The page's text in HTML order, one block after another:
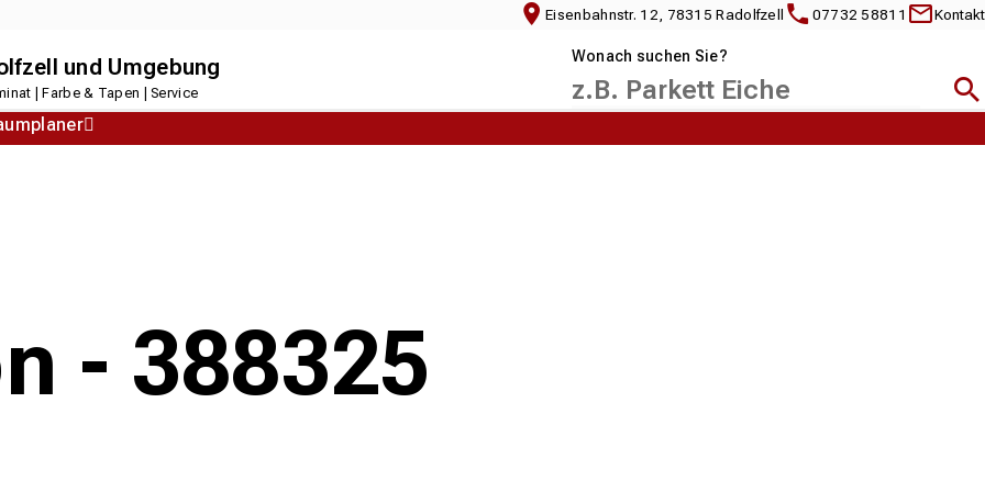
Eisenbahnstr. 12, 78315 Radolfzell 07732 58811 Kontakt
und Umgebung
| Farbe & Tapen | Service
Wonach suchen Sie?
- 388325